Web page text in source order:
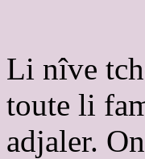
Li nîve
toute li
adjaler.